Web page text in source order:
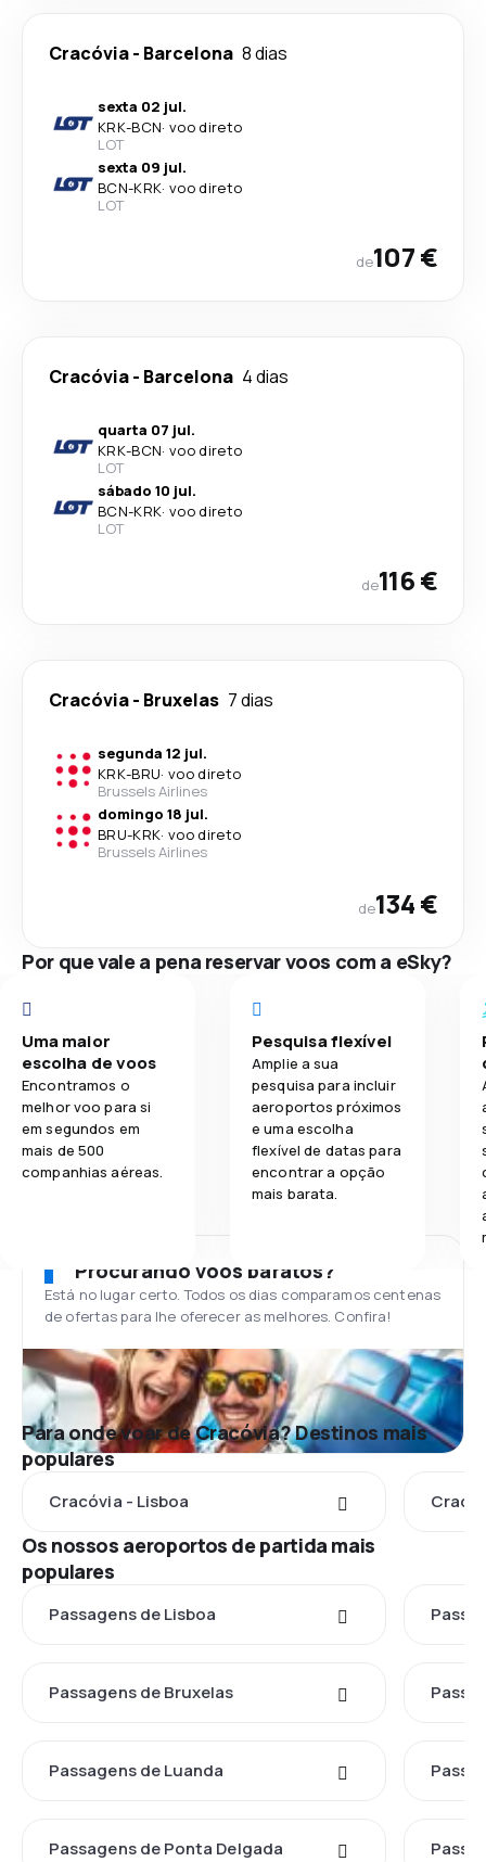
Cracóvia- Barcelona 8 dias
sexta 02 jul.
KRK-BCN· voo direto
LOT
sexta 09 jul.
BCN-KRK· voo direto
LOT
de107 €
Cracóvia- Barcelona 4 dias
quarta 07 jul.
KRK-BCN· voo direto
LOT
sábado 10 jul.
BCN-KRK· voo direto
LOT
de116 €
Cracóvia- Bruxelas 7 dias
segunda 12 jul.
KRK-BRU· voo direto
Brussels Airlines
domingo 18 jul.
BRU-KRK· voo direto
Brussels Airlines
de134 €
Por que vale a pena reservar voos com a eSky?
Uma maior
escolha de voos
Encontramos o
melhor voo para si
em segundos em
mais de 500
companhias aéreas.
Pesquisa flexível
Amplie a sua
pesquisa para incluir
aeroportos próximos
e uma escolha
flexível de datas para
encontrar a opção
mais barata.
Procurando voos baratos?
Está no lugar certo. Todos os dias comparamos centenas
de ofertas para lhe oferecer as melhores. Confira!
Para onde voar de Cracóvia? Destinos mais
populares
Cracóvia - Lisboa
Os nossos aeroportos de partida mais
populares
Passagens de Lisboa
Passagens de Bruxelas
Passagens de Luanda
Passagens de Ponta Delgada